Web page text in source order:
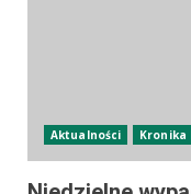
Aktualności Kronika